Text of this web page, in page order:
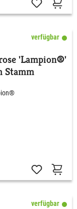
verfügbar
'Lampion®'
Stamm
verfügbar